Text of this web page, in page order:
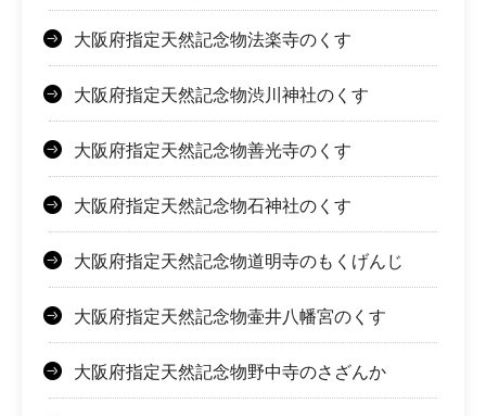
大阪府指定天然記念物法楽寺のくす
大阪府指定天然記念物渋川神社のくす
大阪府指定天然記念物善光寺のくす
大阪府指定天然記念物石神社のくす
大阪府指定天然記念物道明寺のもくげんじ
大阪府指定天然記念物壷井八幡宮のくす
大阪府指定天然記念物野中寺のさざんか